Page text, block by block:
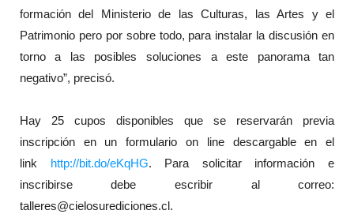
formación del Ministerio de las Culturas, las Artes y el
Patrimonio pero por sobre todo, para instalar la discusión en
torno a las posibles soluciones a este panorama tan
negativo”, precisó.
Hay 25 cupos disponibles que se reservarán previa
inscripción en un formulario on line descargable en el
link http://bit.do/eKqHG. Para solicitar información e
inscribirse debe escribir al correo:
talleres@cielosurediciones.cl.